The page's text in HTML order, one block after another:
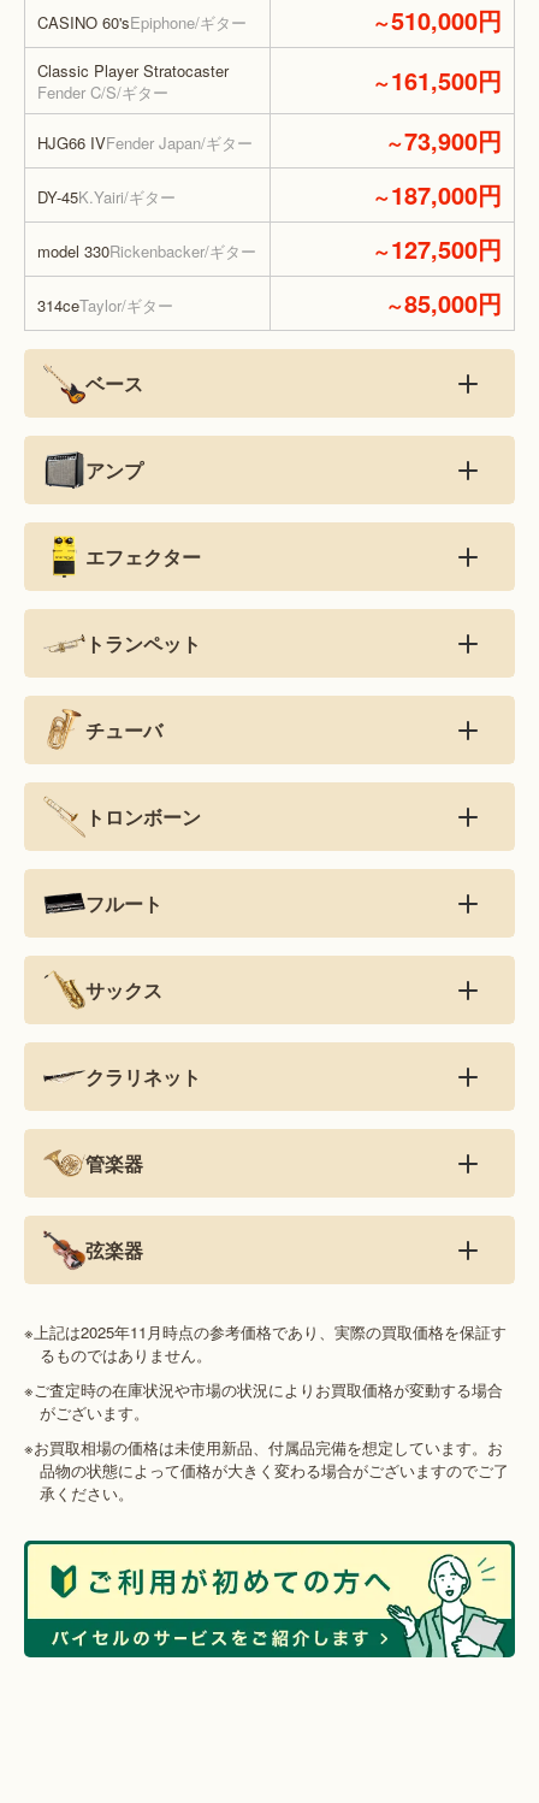
CASINO 60'sEpiphone/ギター ～510,000円
Classic Player Stratocaster
Fender C/S/ギター
～161,500円
HJG66 IVFender Japan/ギター ～73,900円
DY-45K.Yairi/ギター ～187,000円
model 330Rickenbacker/ギター ～127,500円
314ceTaylor/ギター ～85,000円
ベース
アンプ
エフェクター
トランペット
チューバ
トロンボーン
フルート
サックス
クラリネット
管楽器
弦楽器
※上記は2025年11月時点の参考価格であり、実際の買取価格を保証す
るものではありません。
※ご査定時の在庫状況や市場の状況によりお買取価格が変動する場合
がございます。
※お買取相場の価格は未使用新品、付属品完備を想定しています。お
品物の状態によって価格が大きく変わる場合がございますのでご了
承ください。